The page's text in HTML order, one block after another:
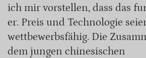
ich mir vorstellen, dass das
er. Preis und Technologie
wettbewerbsfähig. Die
dem jungen chinesischen